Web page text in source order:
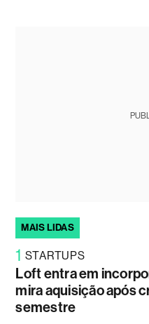
MAIS LIDAS
1 STARTUPS
Loft entra em
mira aquisição após
semestre